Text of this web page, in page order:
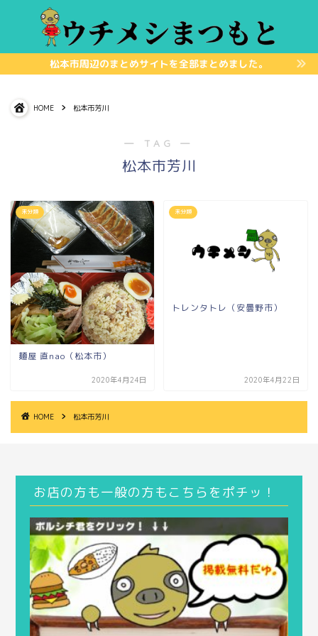
松本市周辺のまとめサイトを全部まとめました。
HOME 松本市芳川
― TAG ―
松本市芳川
未分類
麺屋 直nao（松本市）
2020年4月24日
未分類
トレンタトレ（安曇野市）
2020年4月22日
HOME 松本市芳川
お店の方も一般の方もこちらをポチッ！